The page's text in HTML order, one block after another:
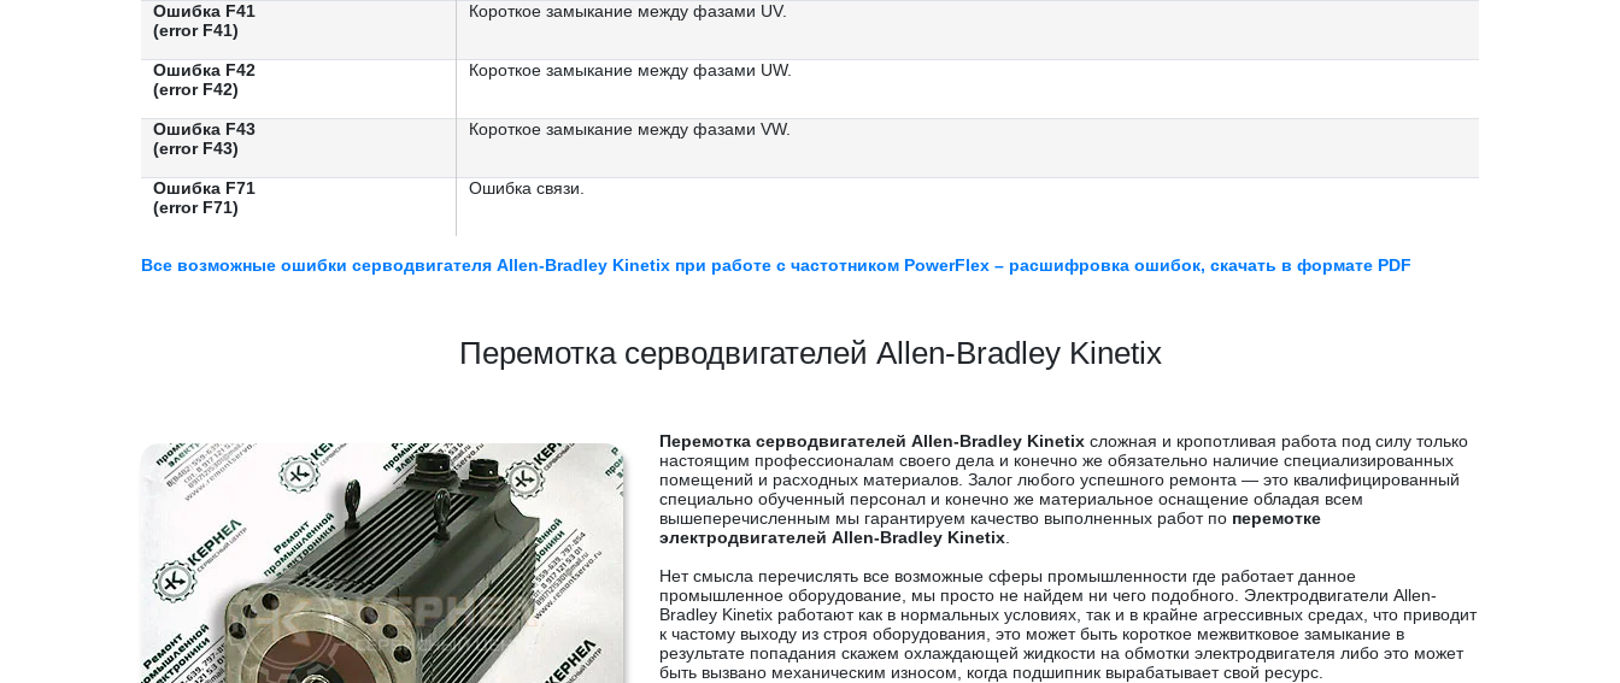
Ошибка F41
(error F41)
Короткое замыкание между фазами UV.
Ошибка F42
(error F42)
Короткое замыкание между фазами UW.
Ошибка F43
(error F43)
Короткое замыкание между фазами VW.
Ошибка F71
(error F71)
Ошибка связи.
Все возможные ошибки серводвигателя Allen-Bradley Kinetix при работе с частотником PowerFlex – расшифровка ошибок, скачать в формате PDF
Перемотка серводвигателей Allen-Bradley Kinetix
Перемотка серводвигателей Allen-Bradley Kinetix сложная и кропотливая работа под силу только
настоящим профессионалам своего дела и конечно же обязательно наличие специализированных
помещений и расходных материалов. Залог любого успешного ремонта — это квалифицированный
специально обученный персонал и конечно же материальное оснащение обладая всем
вышеперечисленным мы гарантируем качество выполненных работ по перемотке
электродвигателей Allen-Bradley Kinetix
Нет смысла перечислять все возможные сферы промышленности где работает данное
промышленное оборудование, мы просто не найдем ни чего подобного. Электродвигатели Allen-
Bradley Kinetix работают как в нормальных условиях, так и в крайне агрессивных средах, что приводит
к частому выходу из строя оборудования, это может быть короткое межвитковое замыкание в
результате попадания скажем охлаждающей жидкости на обмотки электродвигателя либо это может
быть вызвано механическим износом, когда подшипник вырабатывает свой ресурс.